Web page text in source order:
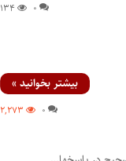
۰ ۱۳۴
بیشتر بخوانید »
۰ ۲,۲۷۳